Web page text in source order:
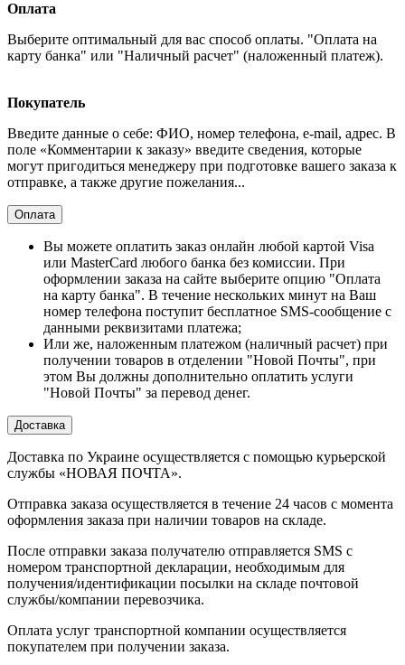
Оплата
Выберите оптимальный для вас способ оплаты. "Оплата на
карту банка" или "Наличный расчет" (наложенный платеж).
Покупатель
Введите данные о себе: ФИО, номер телефона, e-mail, адрес. В
поле «Комментарии к заказу» введите сведения, которые
могут пригодиться менеджеру при подготовке вашего заказа к
отправке, а также другие пожелания...
Оплата
Вы можете оплатить заказ онлайн любой картой Visa
или MasterCard любого банка без комиссии. При
оформлении заказа на сайте выберите опцию "Оплата
на карту банка". В течение нескольких минут на Ваш
номер телефона поступит бесплатное SMS-сообщение с
данными реквизитами платежа;
Или же, наложенным платежом (наличный расчет) при
получении товаров в отделении "Новой Почты", при
этом Вы должны дополнительно оплатить услуги
"Новой Почты" за перевод денег.
Доставка
Доставка по Украине осуществляется с помощью курьерской
службы «НОВАЯ ПОЧТА».
Отправка заказа осуществляется в течение 24 часов с момента
оформления заказа при наличии товаров на складе.
После отправки заказа получателю отправляется SMS с
номером транспортной декларации, необходимым для
получения/идентификации посылки на складе почтовой
службы/компании перевозчика.
Оплата услуг транспортной компании осуществляется
покупателем при получении заказа.